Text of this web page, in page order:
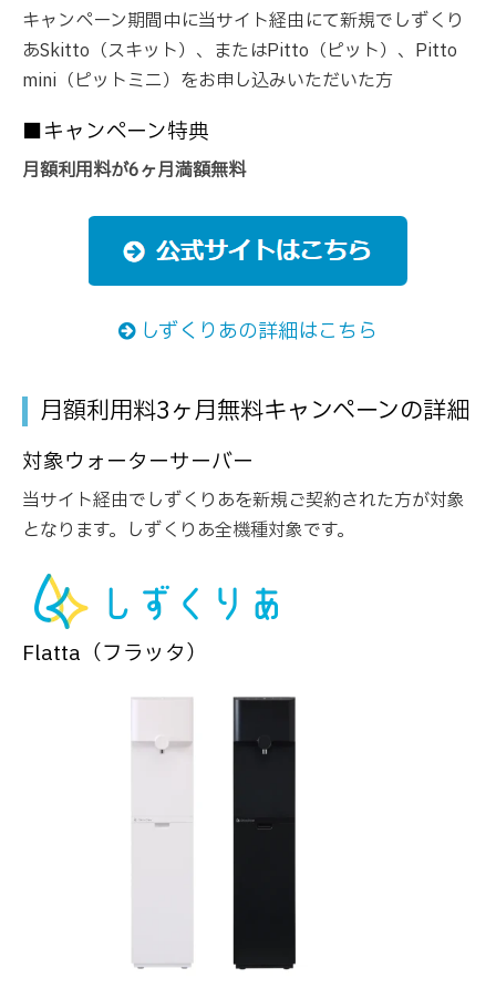
キャンペーン期間中に当サイト経由にて新規でしずくり
あSkitto（スキット）、またはPitto（ピット）、Pitto
mini（ピットミニ）をお申し込みいただいた方
■キャンペーン特典
月額利用料が6ヶ月満額無料
しずくりあの詳細はこちら
月額利用料3ヶ月無料キャンペーンの詳細
対象ウォーターサーバー
当サイト経由でしずくりあを新規ご契約された方が対象
となります。しずくりあ全機種対象です。
Flatta（フラッタ）